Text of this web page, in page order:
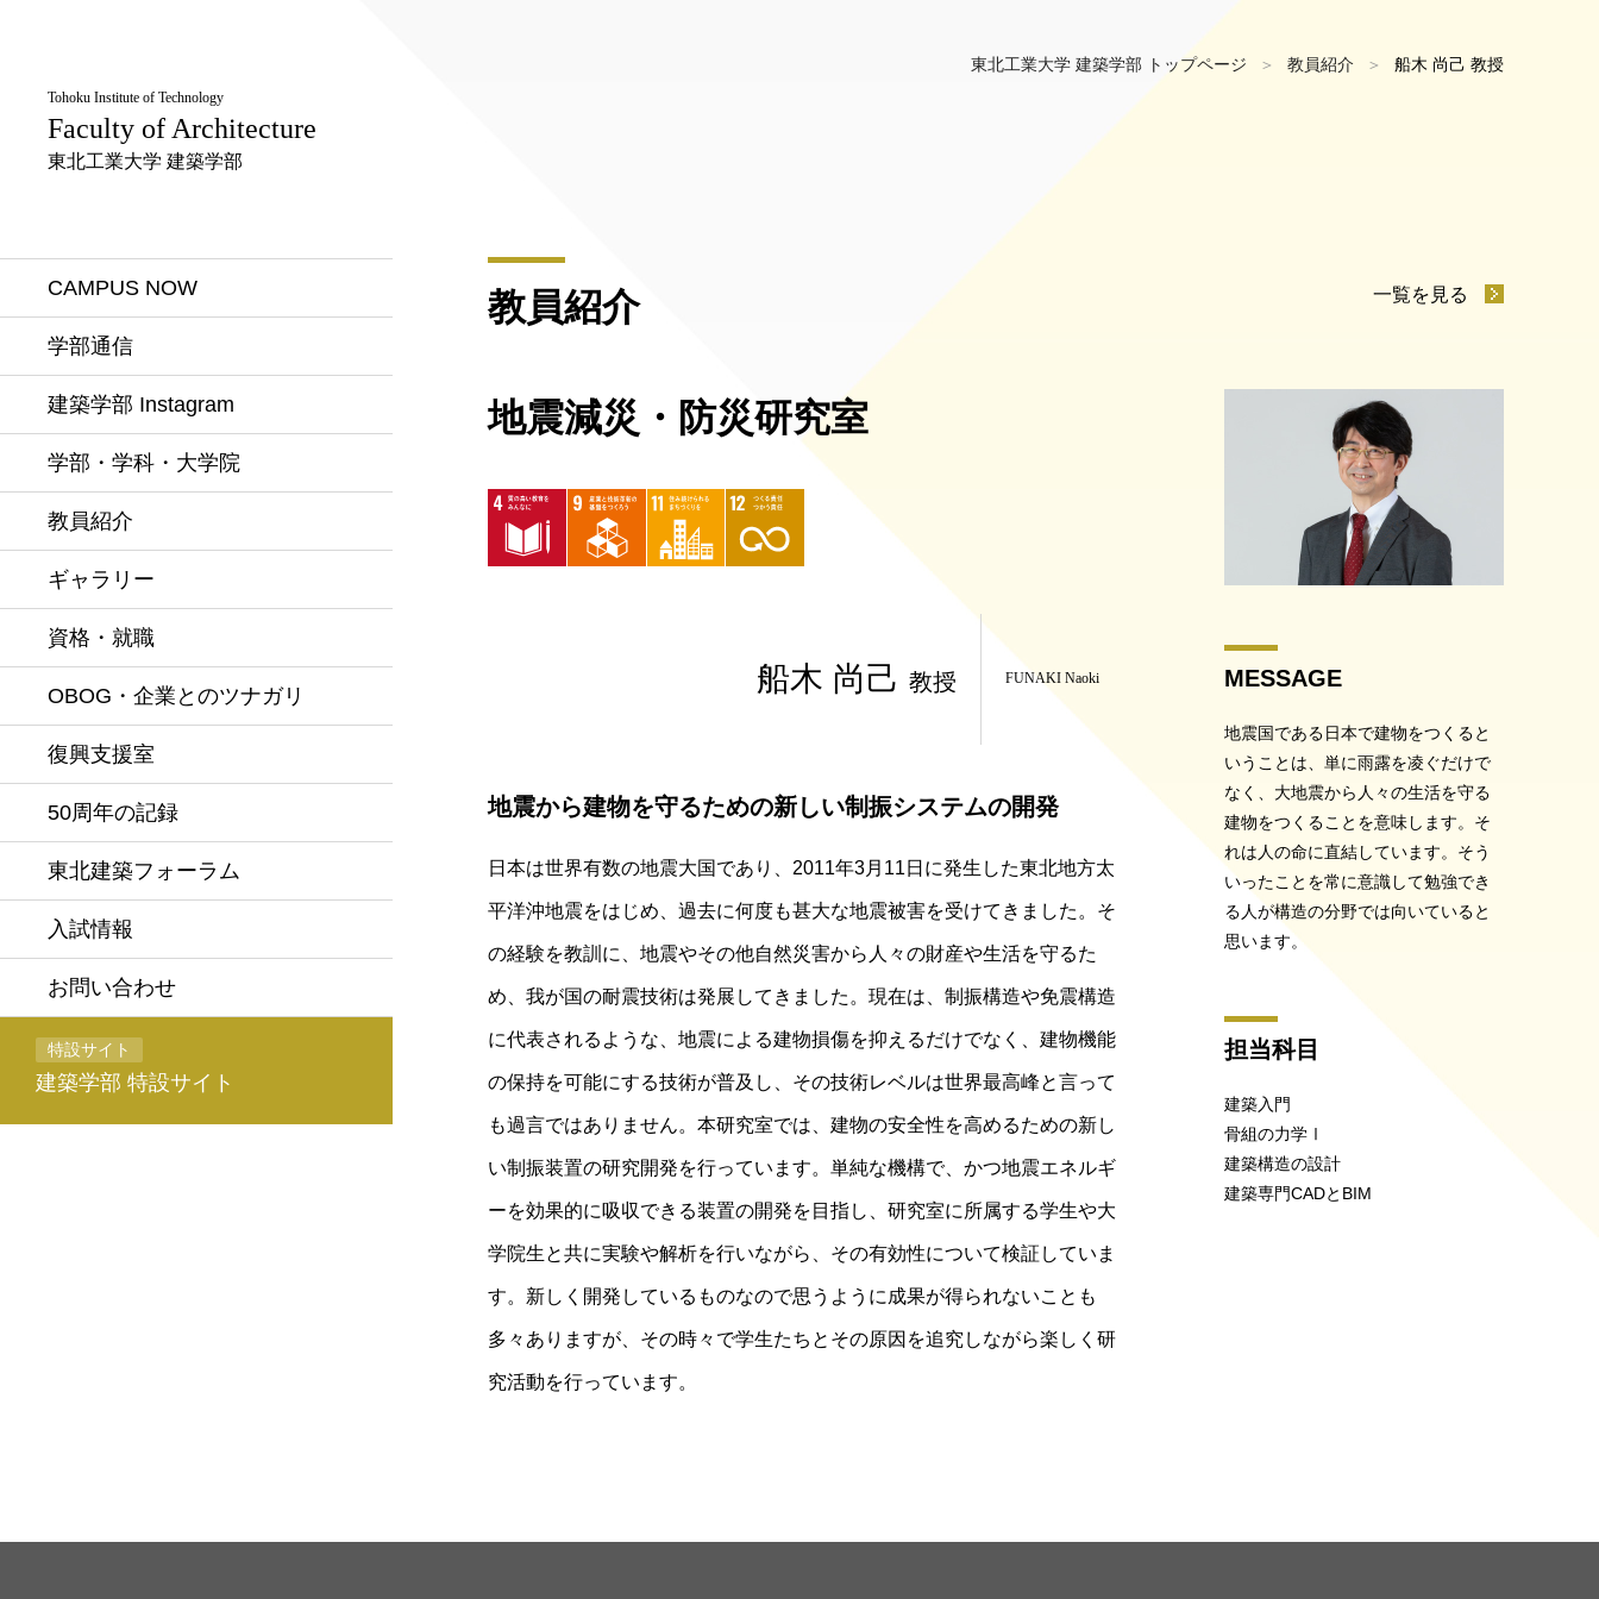
Tohoku Institute of Technology
Faculty of Architecture
東北工業大学 建築学部
CAMPUS NOW
学部通信
建築学部 Instagram
学部・学科・大学院
教員紹介
ギャラリー
資格・就職
OBOG・企業とのツナガリ
復興支援室
50周年の記録
東北建築フォーラム
入試情報
お問い合わせ
特設サイト
建築学部 特設サイト
東北工業大学 建築学部 トップページ 教員紹介 船木 尚己 教授
教員紹介 一覧を見る
地震減災・防災研究室
船木 尚己 教授 FUNAKI Naoki
地震から建物を守るための新しい制振システムの開発
日本は世界有数の地震大国であり、 2011年3月 11 日に発生した東北地方太
平洋沖地震をはじめ、過去に何度も甚大な地震被害を受けてきました。そ
の経験を教訓に、地震やその他自然災害から人々の財産や生活を守るた
め、我が国の耐震技術は発展してきました。現在は、制振構造や免震構造
に代表されるような、地震による建物損傷を抑えるだけでなく、建物機能
の保持を可能にする技術が普及し、その技術レベルは世界最高峰と言って
も過言ではありません。本研究室では、建物の安全性を高めるための新し
い制振装置の研究開発を行っています。単純な機構で、かつ地震エネルギ
ーを効果的に吸収できる装置の開発を目指し、研究室に所属する学生や大
学院生と共に実験や解析を行いながら、その有効性について検証していま
す。新しく開発しているものなので思うように成果が得られないことも
多々ありますが、その時々で学生たちとその原因を追究しながら楽しく研
究活動を行っています。
MESSAGE
地震国である日本で建物をつくると
いうことは、単に雨露を凌ぐだけで
なく、大地震から人々の生活を守る
建物をつくることを意味します。そ
れは人の命に直結しています。そう
いったことを常に意識して勉強でき
る人が構造の分野では向いていると
思います。
担当科目
建築入門
骨組の力学Ⅰ
建築構造の設計
建築専門CADとBIM